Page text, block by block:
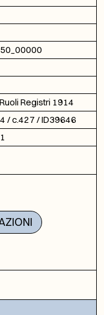
Registri 1914
/ c.427 / ID39646